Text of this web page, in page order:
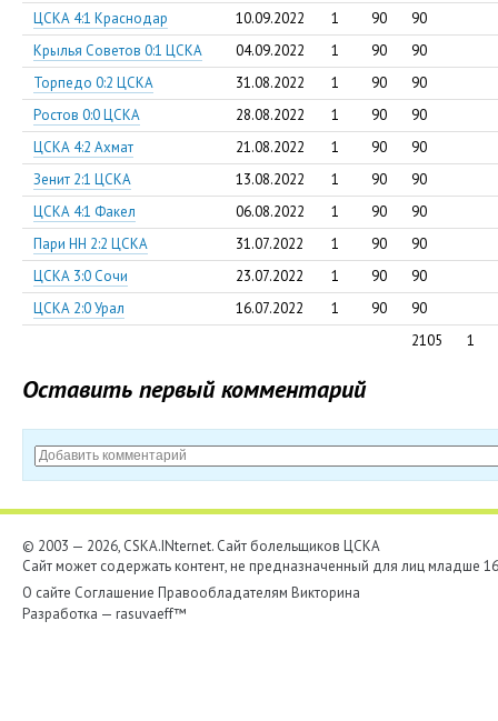
ЦСКА 4:1 Краснодар
10.09.2022 1 90
90
Крылья Советов 0:1 ЦСКА
04.09.2022 1 90
90
Торпедо 0:2 ЦСКА
31.08.2022 1 90
90
Ростов 0:0 ЦСКА
28.08.2022 1 90
90
ЦСКА 4:2 Ахмат
21.08.2022 1 90
90
Зенит 2:1 ЦСКА
13.08.2022 1 90
90
ЦСКА 4:1 Факел
06.08.2022 1 90
90
Пари НН 2:2 ЦСКА
31.07.2022 1 90
90
ЦСКА 3:0 Сочи
23.07.2022 1 90
90
ЦСКА 2:0 Урал
16.07.2022 1 90
90
2105
1
Оставить первый комментарий
© 2003 — 2026, CSKA.INternet. Cайт болельщиков ЦСКА
Сайт может содержать контент, не предназначенный для лиц младше
О сайте Соглашение Правообладателям Викторина
Разработка — rasuvaeff™